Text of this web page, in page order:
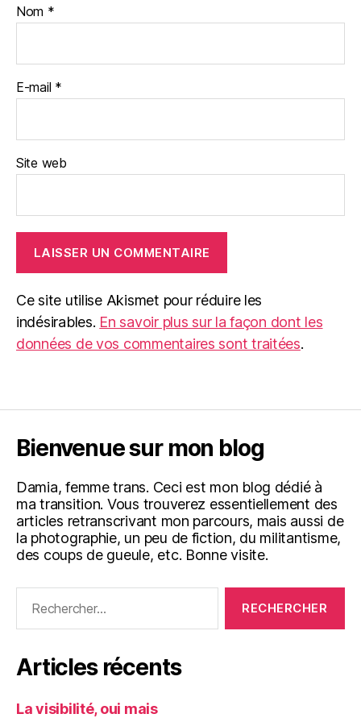
Nom *
E-mail *
Site web
Ce site utilise Akismet pour réduire les
indésirables. En savoir plus sur la façon dont les
données de vos commentaires sont traitées.
Bienvenue sur mon blog
Damia, femme trans. Ceci est mon blog dédié à
ma transition. Vous trouverez essentiellement des
articles retranscrivant mon parcours, mais aussi de
la photographie, un peu de fiction, du militantisme,
des coups de gueule, etc. Bonne visite.
Articles récents
La visibilité, oui mais